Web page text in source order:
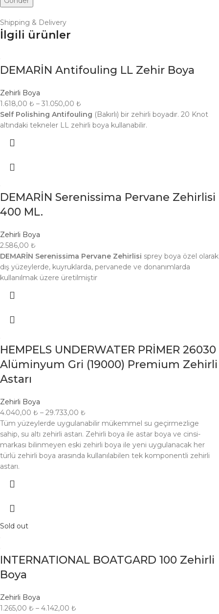
Shipping & Delivery
İlgili ürünler
DEMARİN Antifouling LL Zehir Boya
Zehirli Boya
1.618,00 ₺ – 31.050,00 ₺
Self Polishing Antifouling (Bakırlı) bir zehirli boyadır. 20 Knot
altındaki tekneler LL zehirli boya kullanabilir.
DEMARİN Serenissima Pervane Zehirlisi
400 ML.
Zehirli Boya
2.586,00 ₺
DEMARİN Serenissima Pervane Zehirlisi sprey boya özel olarak
dış yüzeylerde, kuyruklarda, pervanede ve donanımlarda
kullanılmak üzere üretilmiştir
HEMPELS UNDERWATER PRİMER 26030
Alüminyum Gri (19000) Premium Zehirli
Astarı
Zehirli Boya
4.040,00 ₺ – 29.733,00 ₺
Tüm yüzeylerde uygulanabilir mükemmel su geçirmezlige
sahip, su altı zehirli astarı. Zehirli boya ile astar boya ve cinsi-
markası bilinmeyen eski zehirli boya ile yeni uygulanacak her
türlü zehirli boya arasında kullanılabilen tek komponentli zehirli
astarı.
Sold out
INTERNATIONAL BOATGARD 100 Zehirli
Boya
Zehirli Boya
1.265,00 ₺ – 4.142,00 ₺